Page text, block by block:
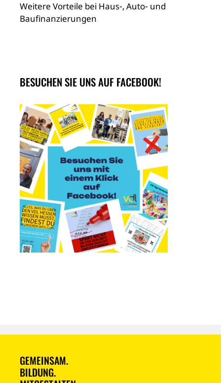
Weitere Vorteile bei Haus-, Auto- und
Baufinanzierungen
BESUCHEN SIE UNS AUF FACEBOOK!
GEMEINSAM.
BILDUNG.